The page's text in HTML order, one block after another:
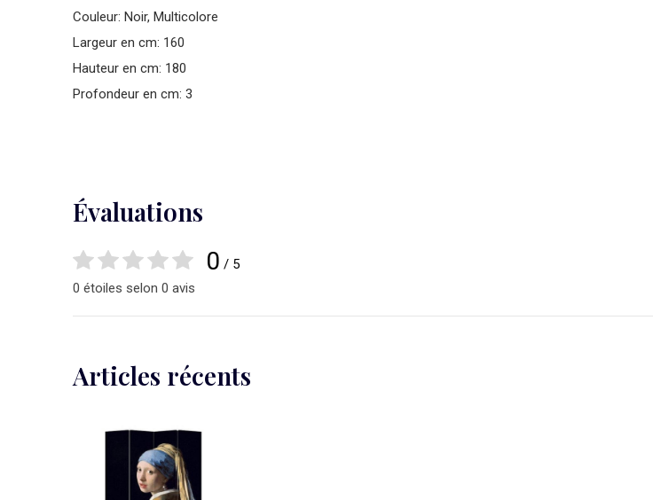
Couleur: Noir, Multicolore
Largeur en cm: 160
Hauteur en cm: 180
Profondeur en cm: 3
Évaluations
0 / 5
0 étoiles selon 0 avis
Articles récents